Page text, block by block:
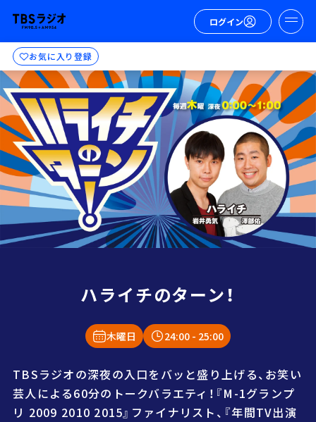
ログイン
お気に入り登録
ハライチのターン！
木曜日 24:00 - 25:00
TBSラジオの深夜の入口をバッと盛り上げる、お笑い
芸人による60分のトークバラエティ！『M-1グランプ
リ 2009 2010 2015』ファイナリスト、『年間TV出演